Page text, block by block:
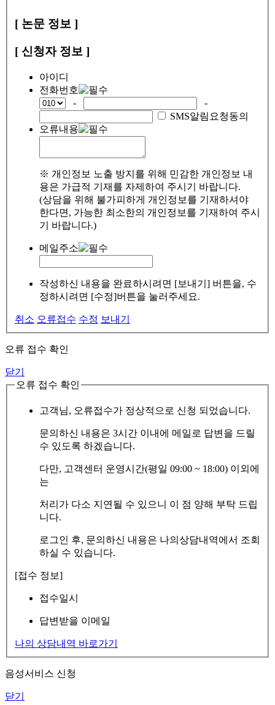
[ 논문 정보 ]
[ 신청자 정보 ]
아이디
전화번호
-
-
SMS알림요청동의
오류내용
※ 개인정보 노출 방지를 위해 민감한 개인정보 내
용은 가급적 기재를 자제하여 주시기 바랍니다.
(상담을 위해 불가피하게 개인정보를 기재하셔야
한다면, 가능한 최소한의 개인정보를 기재하여 주시
기 바랍니다.)
메일주소
작성하신 내용을 완료하시려면 [보내기] 버튼을, 수
정하시려면 [수정]버튼을 눌러주세요.
취소 오류접수 수정 보내기
오류 접수 확인
닫기
오류 접수 확인
고객님, 오류접수가 정상적으로 신청 되었습니다.
문의하신 내용은 3시간 이내에 메일로 답변을 드릴
수 있도록 하겠습니다.
다만, 고객센터 운영시간(평일 09:00 ~ 18:00) 이외에
는
처리가 다소 지연될 수 있으니 이 점 양해 부탁 드립
니다.
로그인 후, 문의하신 내용은 나의상담내역에서 조회
하실 수 있습니다.
[접수 정보]
접수일시
답변받을 이메일
나의 상담내역 바로가기
음성서비스 신청
닫기